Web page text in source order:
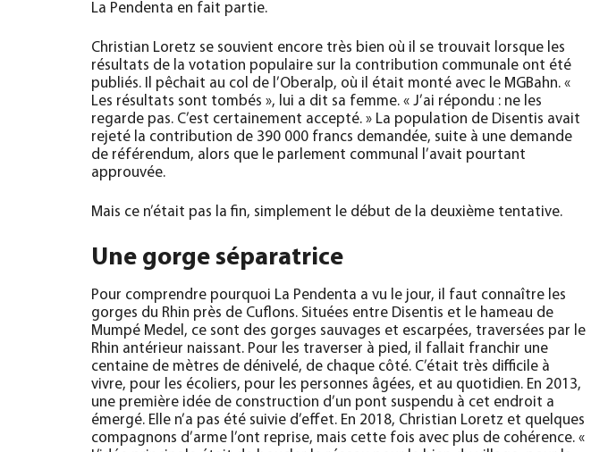
La Pendenta en fait partie.
Christian Loretz se souvient encore très bien où il se trouvait lorsque les
résultats de la votation populaire sur la contribution communale ont été
publiés. Il pêchait au col de l’Oberalp, où il était monté avec le MGBahn. «
Les résultats sont tombés », lui a dit sa femme. « J’ai répondu : ne les
regarde pas. C’est certainement accepté. » La population de Disentis avait
rejeté la contribution de 390 000 francs demandée, suite à une demande
de référendum, alors que le parlement communal l’avait pourtant
approuvée.
Mais ce n’était pas la fin, simplement le début de la deuxième tentative.
Une gorge séparatrice
Pour comprendre pourquoi La Pendenta a vu le jour, il faut connaître les
gorges du Rhin près de Cuflons. Situées entre Disentis et le hameau de
Mumpé Medel, ce sont des gorges sauvages et escarpées, traversées par le
Rhin antérieur naissant. Pour les traverser à pied, il fallait franchir une
centaine de mètres de dénivelé, de chaque côté. C’était très difficile à
vivre, pour les écoliers, pour les personnes âgées, et au quotidien. En 2013,
une première idée de construction d’un pont suspendu à cet endroit a
émergé. Elle n’a pas été suivie d’effet. En 2018, Christian Loretz et quelques
compagnons d’arme l’ont reprise, mais cette fois avec plus de cohérence. «